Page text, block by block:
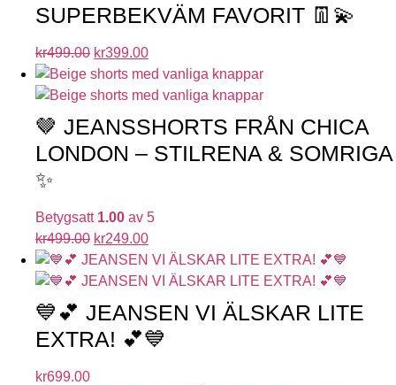
SUPERBEKVÄM FAVORIT 👖💫
kr499.00 kr399.00
🤎 JEANSSHORTS FRÅN CHICA
LONDON – STILRENA & SOMRIGA
✨
Betygsatt 1.00 av 5
kr499.00 kr249.00
💙💕 JEANSEN VI ÄLSKAR LITE
EXTRA! 💕💙
kr699.00